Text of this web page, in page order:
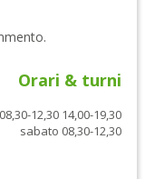
Orari & turni
12,30 14,00-19,30
sabato 08,30-12,30